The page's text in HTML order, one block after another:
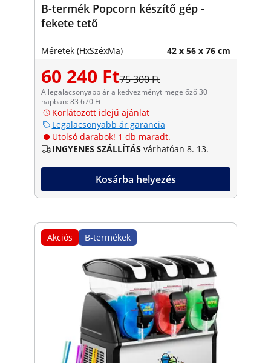
B-termék Popcorn készítő gép -
fekete tető
Méretek (HxSzéxMa) 42 x 56 x 76 cm
60 240 Ft75 300 Ft
A legalacsonyabb ár a kedvezményt megelőző 30
napban: 83 670 Ft
Korlátozott idejű ajánlat
Legalacsonyabb ár garancia
Utolsó darabok! 1 db maradt.
INGYENES SZÁLLÍTÁS várhatóan 8. 13.
Kosárba helyezés
Akciós B-termékek